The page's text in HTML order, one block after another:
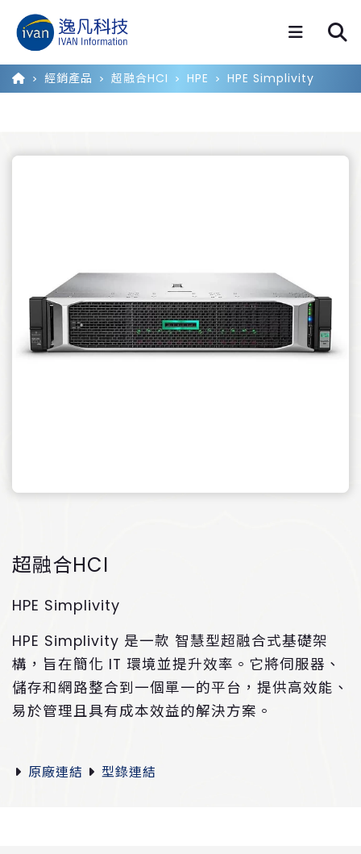
經銷產品 超融合HCI HPE HPE Simplivity
超融合HCI
HPE Simplivity
HPE Simplivity 是一款 智慧型超融合式基礎架
構，旨在簡化 IT 環境並提升效率。它將伺服器、
儲存和網路整合到一個單一的平台，提供高效能、
易於管理且具有成本效益的解決方案。
原廠連結 型錄連結